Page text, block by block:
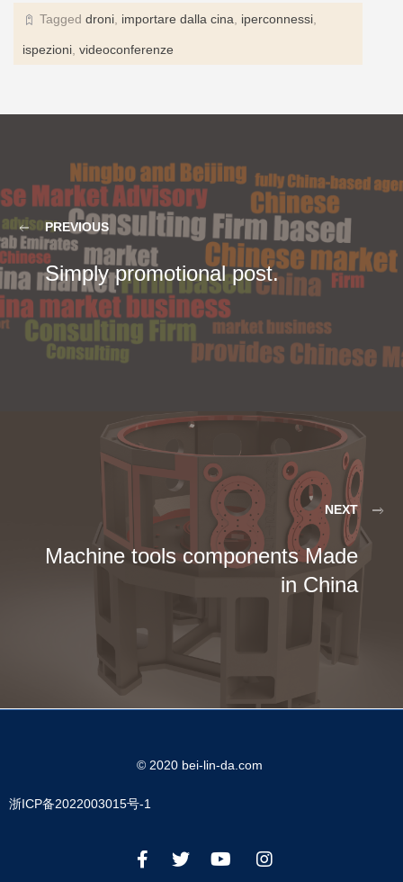
Tagged droni importare dalla cina iperconnessi
ispezioni videoconferenze
PREVIOUS
Simply promotional post.
NEXT
Machine tools components Made
in China
© 2020 bei-lin-da.com
浙ICP备2022003015号-1